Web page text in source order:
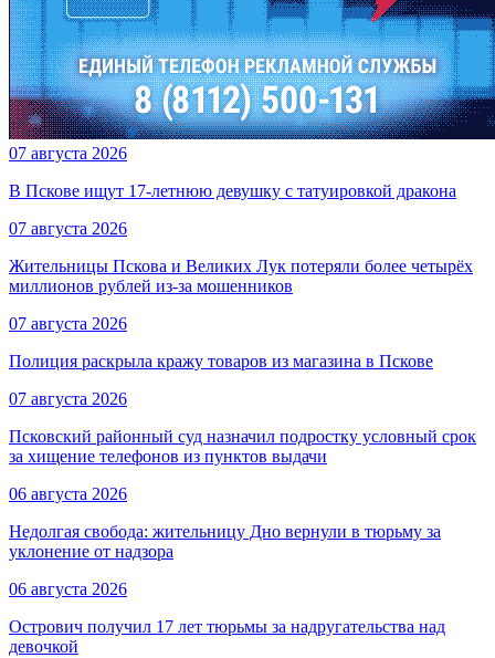
07 августа 2026
В Пскове ищут 17‑летнюю девушку с татуировкой дракона
07 августа 2026
Жительницы Пскова и Великих Лук потеряли более четырёх
миллионов рублей из-за мошенников
07 августа 2026
Полиция раскрыла кражу товаров из магазина в Пскове
07 августа 2026
Псковский районный суд назначил подростку условный срок
за хищение телефонов из пунктов выдачи
06 августа 2026
Недолгая свобода: жительницу Дно вернули в тюрьму за
уклонение от надзора
06 августа 2026
Острович получил 17 лет тюрьмы за надругательства над
девочкой